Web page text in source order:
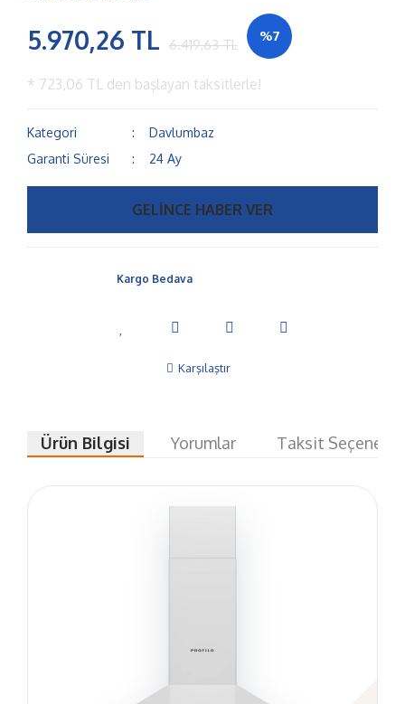
5.970,26 TL 6.419,63 TL
%7
* 723,06 TL den başlayan taksitlerle!
Kategori
Davlumbaz
Garanti Süresi
24 Ay
GELİNCE HABER VER
Kargo Bedava
Karşılaştır
Ürün Bilgisi Yorumlar Taksit